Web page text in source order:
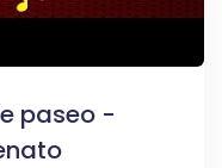
paseo -